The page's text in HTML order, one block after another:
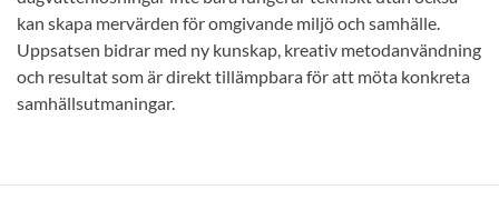
kan skapa mervärden för omgivande miljö och samhälle.
Uppsatsen bidrar med ny kunskap, kreativ metodanvändning
och resultat som är direkt tillämpbara för att möta konkreta
samhällsutmaningar.